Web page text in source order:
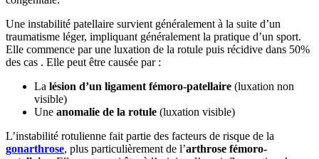
Une instabilité patellaire survient généralement à la suite d’un
traumatisme léger, impliquant généralement la pratique d’un sport.
Elle commence par une luxation de la rotule puis récidive dans 50%
des cas . Elle peut être causée par :
La lésion d’un ligament fémoro-patellaire (luxation non
visible)
Une anomalie de la rotule (luxation visible)
L’instabilité rotulienne fait partie des facteurs de risque de la
gonarthrose, plus particulièrement de l’arthrose fémoro-